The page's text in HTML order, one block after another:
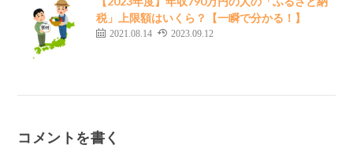
税」上限額はいくら？【一瞬で分かる！】
2021.08.14 2023.09.12
コメントを書く